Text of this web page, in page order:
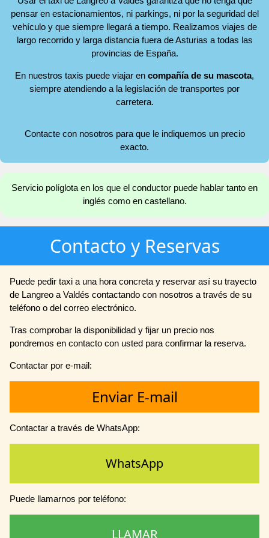
pensar en estacionamientos, ni parkings, ni por la seguridad del
vehículo y que siempre llegará a tiempo. Realizamos viajes de
largo recorrido y larga distancia fuera de Asturias a todas las
provincias de España.
En nuestros taxis puede viajar en compañía de su mascota,
siempre atendiendo a la legislación de transportes por
carretera.
Contacte con nosotros para que le indiquemos un precio
exacto.
Servicio políglota en los que el conductor puede hablar tanto en
inglés como en castellano.
Contacto y Reservas
Puede pedir taxi a una hora concreta y reservar así su trayecto
de Langreo a Valdés contactando con nosotros a través de su
teléfono o del correo electrónico.
Tras comprobar la disponibilidad y fijar un precio nos
pondremos en contacto con usted para confirmar la reserva.
Contactar por e-mail:
Enviar E-mail
Contactar a través de WhatsApp:
WhatsApp
Puede llamarnos por teléfono:
LLAMAR